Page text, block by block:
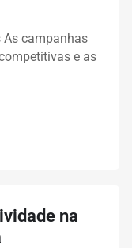
As campanhas
e as
na